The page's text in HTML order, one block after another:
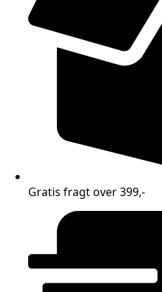
Gratis fragt over 399,-